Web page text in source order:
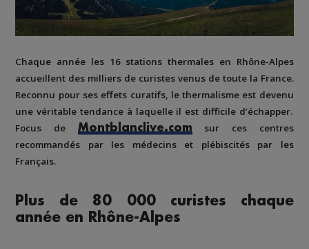
Chaque année les 16 stations thermales en Rhône-Alpes
accueillent des milliers de curistes venus de toute la France.
Reconnu pour ses effets curatifs, le thermalisme est devenu
une véritable tendance à laquelle il est difficile d’échapper.
Focus de Montblanclive.comsur ces centres
recommandés par les médecinset plébiscités par les
Français.
Plus de 80 000 curistes chaque
année en Rhône-Alpes